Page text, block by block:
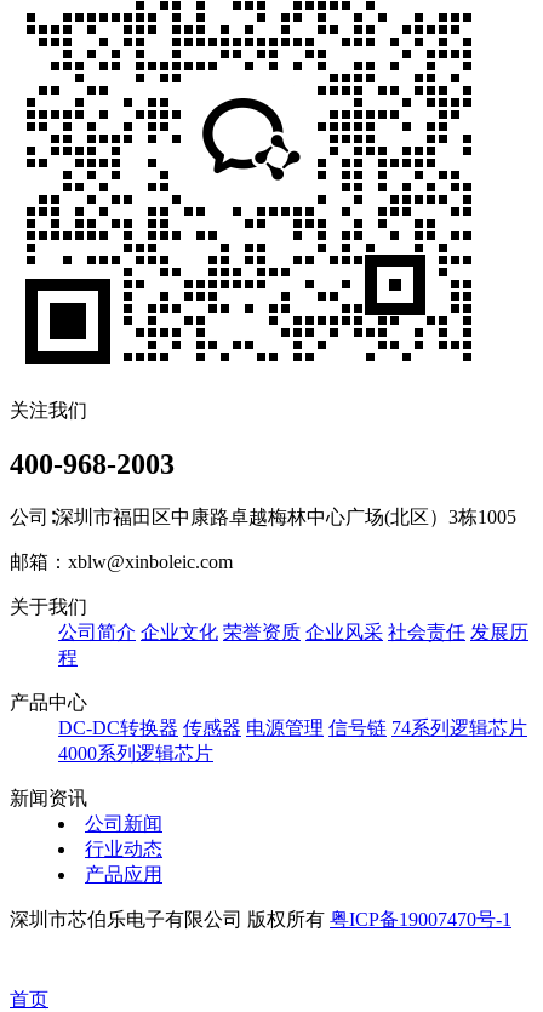
关注我们
400-968-2003
公司∶深圳市福田区中康路卓越梅林中心广场(北区）3栋1005
邮箱：xblw@xinboleic.com
关于我们
公司简介 企业文化 荣誉资质 企业风采 社会责任 发展历
程
产品中心
DC-DC转换器 传感器 电源管理 信号链 74系列逻辑芯片
4000系列逻辑芯片
新闻资讯
公司新闻
行业动态
产品应用
深圳市芯伯乐电子有限公司 版权所有 粤ICP备19007470号-1
首页